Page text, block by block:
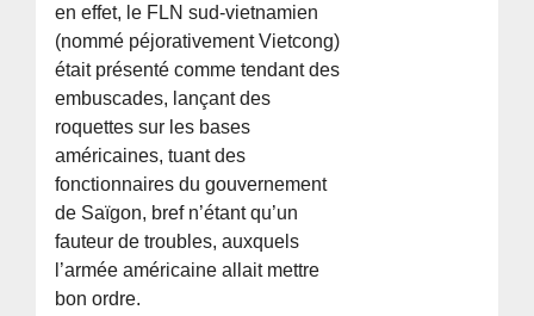
en effet, le FLN sud-vietnamien
(nommé péjorativement Vietcong)
était présenté comme tendant des
embuscades, lançant des
roquettes sur les bases
américaines, tuant des
fonctionnaires du gouvernement
de Saïgon, bref n’étant qu’un
fauteur de troubles, auxquels
l’armée américaine allait mettre
bon ordre.